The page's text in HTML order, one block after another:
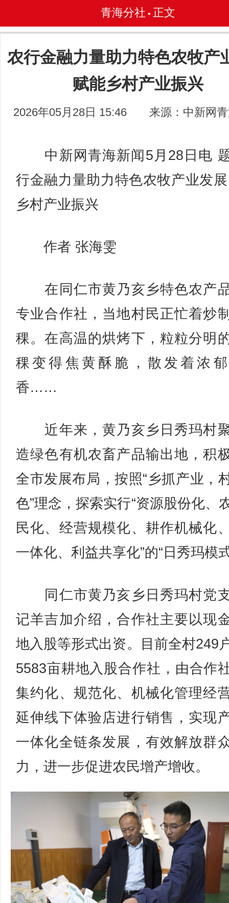
青海分社 • 正文
农行金融力量助力特色农牧产
赋能乡村产业振兴
2026年05月28日 15:46 来源：中新网
中新网青海新闻5月28日电
行金融力量助力特色农牧产业发
乡村产业振兴
作者 张海雯
在同仁市黄乃亥乡特色农产
专业合作社，当地村民正忙着炒
稞。在高温的烘烤下，粒粒分明
稞变得焦黄酥脆，散发着浓
香……
近年来，黄乃亥乡日秀玛村
造绿色有机农畜产品输出地，积
全市发展布局，按照“乡抓产业，
色”理念，探索实行“资源股份化、
民化、经营规模化、耕作机械化
一体化、利益共享化”的“日秀玛模
同仁市黄乃亥乡日秀玛村党
记羊吉加介绍，合作社主要以现
地入股等形式出资。目前全村249
5583亩耕地入股合作社，由合作
集约化、规范化、机械化管理经
延伸线下体验店进行销售，实现
一体化全链条发展，有效解放群
力，进一步促进农民增产增收。